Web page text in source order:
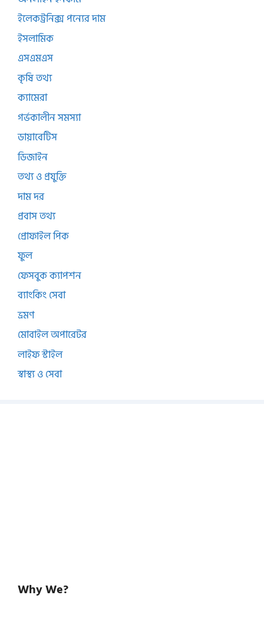
ইলেকট্রনিক্স পন্যের দাম
ইসলামিক
এসএমএস
কৃষি তথ্য
ক্যামেরা
গর্ভকালীন সমস্যা
ডায়াবেটিস
ডিজাইন
তথ্য ও প্রযুক্তি
দাম দর
প্রবাস তথ্য
প্রোফাইল পিক
ফুল
ফেসবুক ক্যাপশন
ব্যাংকিং সেবা
ভ্রমণ
মোবাইল অপারেটর
লাইফ স্টাইল
স্বাস্থ্য ও সেবা
Why We?